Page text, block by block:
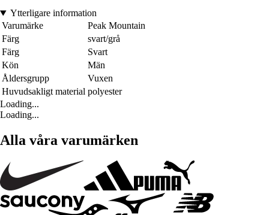
Ytterligare information
Varumärke
Peak Mountain
Färg
svart/grå
Färg
Svart
Kön
Män
Åldersgrupp
Vuxen
Huvudsakligt material polyester
Loading...
Loading...
Alla våra varumärken